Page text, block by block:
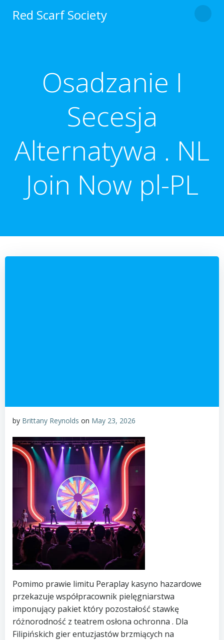
Red Scarf Society
Osadzanie I
Secesja
Alternatywa . NL
Join Now pl-PL
by Brittany Reynolds on May 23, 2026
Pomimo prawie limitu Peraplay kasyno hazardowe
przekazuje współpracownik pielęgniarstwa
imponujący pakiet który pozostałość stawkę
różnorodność z teatrem osłona ochronna . Dla
Filipińskich gier entuzjastów brzmiących na